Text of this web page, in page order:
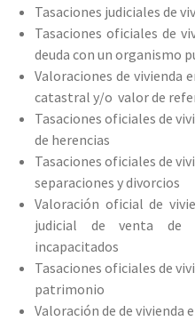
Tasaciones judiciales de
Tasaciones oficiales de
deuda con un organismo
Valoraciones de vivienda
catastral y/o valor de
Tasaciones oficiales de
de herencias
Tasaciones oficiales de
separaciones y divorcios
Valoración oficial de
judicial de venta de
incapacitados
Tasaciones oficiales de
patrimonio
Valoración de de vivienda